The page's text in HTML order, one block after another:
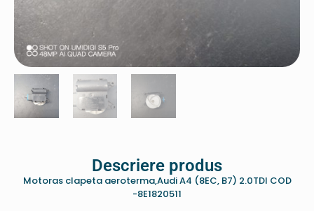
Descriere produs
Motoras clapeta aeroterma,Audi A4 (8EC, B7) 2.0TDI COD
-8E1820511